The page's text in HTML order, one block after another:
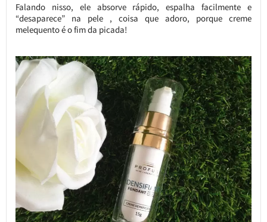
Falando nisso, ele absorve rápido, espalha facilmente e
“desaparece” na pele , coisa que adoro, porque creme
melequento é o fim da picada!